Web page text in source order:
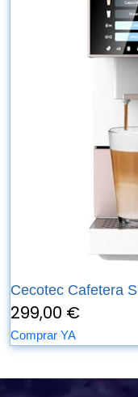
Cecotec Cafetera
299,00 €
Comprar YA